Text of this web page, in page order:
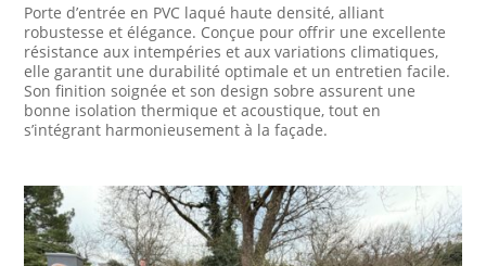
Porte d’entrée en PVC laqué haute densité, alliant
robustesse et élégance. Conçue pour offrir une excellente
résistance aux intempéries et aux variations climatiques,
elle garantit une durabilité optimale et un entretien facile.
Son finition soignée et son design sobre assurent une
bonne isolation thermique et acoustique, tout en
s’intégrant harmonieusement à la façade.